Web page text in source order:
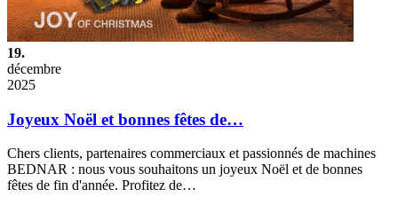
19.
décembre
2025
Joyeux Noël et bonnes fêtes de…
Chers clients, partenaires commerciaux et passionnés de machines
BEDNAR : nous vous souhaitons un joyeux Noël et de bonnes
fêtes de fin d'année. Profitez de…